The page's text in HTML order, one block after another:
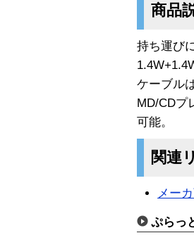
商品
持ち運び
ケーブル
MD/CDプ
可能。
関連
メー
ぷらっ